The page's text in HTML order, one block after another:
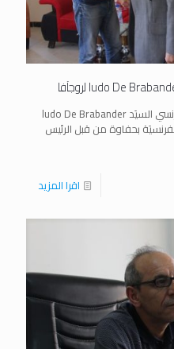
تم استقبال الكاتب والصحفي الفرنسي السيَد ludo De Brabander
اقرا المزيد